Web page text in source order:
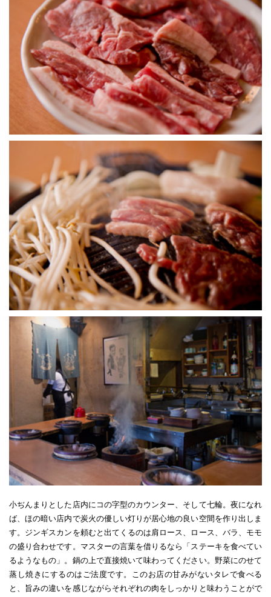
小ぢんまりとした店内にコの字型のカウンター、そして七輪。夜になれ
ば、ほの暗い店内で炭火の優しい灯りが居心地の良い空間を作り出しま
す。ジンギスカンを頼むと出てくるのは肩ロース、ロース、バラ、モモ
の盛り合わせです。マスターの言葉を借りるなら「ステーキを食べてい
るようなもの」。鍋の上で直接焼いて味わってください。野菜にのせて
蒸し焼きにするのはご法度です。このお店の甘みがないタレで食べる
と、旨みの違いを感じながらそれぞれの肉をしっかりと味わうことがで